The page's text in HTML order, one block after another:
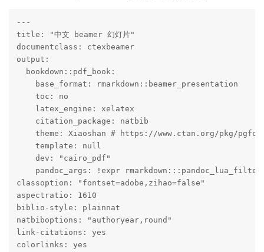
---
title: "中文 beamer 幻灯片"
documentclass: ctexbeamer
output:
  bookdown::pdf_book:
    base_format: rmarkdown::beamer_presentation
    toc: no
    latex_engine: xelatex
    citation_package: natbib
theme: Xiaoshan # https://www.ctan.org/pkg/
    template: null
    dev: "cairo_pdf"
pandoc_args: !expr
classoption: "fontset=adobe,zihao=false"
aspectratio: 1610
biblio-style: plainnat
natbiboptions: "authoryear,round"
link-citations: yes
colorlinks: yes